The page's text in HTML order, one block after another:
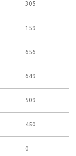
305
159
656
649
509
450
0